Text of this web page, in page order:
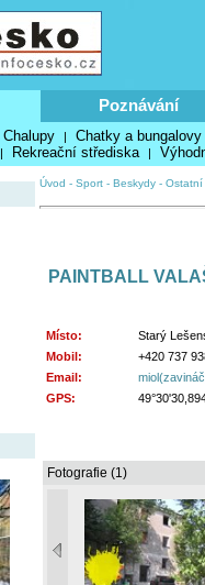
Poznávání
Chalupy | Chatky a bungalovy
| Rekreační střediska |
Úvod - Sport- Beskydy- Ostatní
PAINTBALL
Místo:
Starý
Mobil:
+420 737
Email:
GPS:
Fotografie (1)